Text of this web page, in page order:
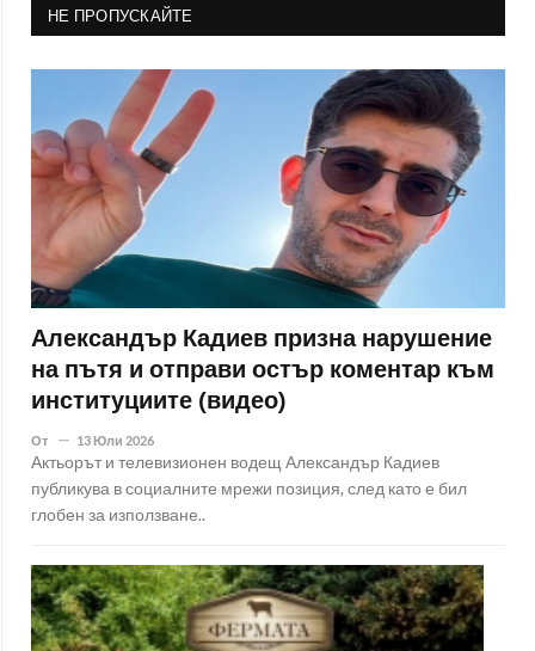
НЕ ПРОПУСКАЙТЕ
Александър Кадиев призна нарушение
на пътя и отправи остър коментар към
институциите (видео)
От 13 Юли 2026
Актьорът и телевизионен водещ Александър Кадиев
публикува в социалните мрежи позиция, след като е бил
глобен за използване..